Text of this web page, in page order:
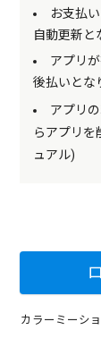
お支払
自動更新と
アプリ
後払いとな
アプリ
らアプリを
ュアル)
カラーミーシ